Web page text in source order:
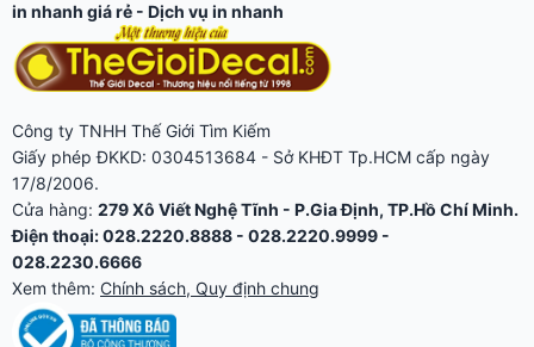
in nhanh giá rẻ - Dịch vụ in nhanh
Công ty TNHH Thế Giới Tìm Kiếm
Giấy phép ĐKKD: 0304513684 - Sở KHĐT Tp.HCM cấp ngày
17/8/2006.
Cửa hàng: 279 Xô Viết Nghệ Tĩnh - P.Gia Định, TP.Hồ Chí Minh.
Điện thoại: 028.2220.8888 - 028.2220.9999 -
028.2230.6666
Xem thêm: Chính sách, Quy định chung